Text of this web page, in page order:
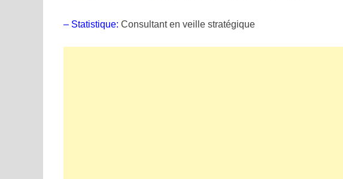
– Statistique: Consultant en veille stratégique